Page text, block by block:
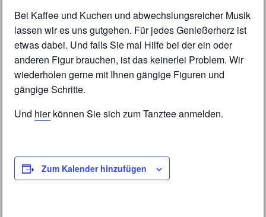
Bei Kaffee und Kuchen und abwechslungsreicher Musik
lassen wir es uns gutgehen. Für jedes Genießerherz ist
etwas dabei. Und falls Sie mal Hilfe bei der ein oder
anderen Figur brauchen, ist das keinerlei Problem. Wir
wiederholen gerne mit Ihnen gängige Figuren und
gängige Schritte.
Und hierkönnen Sie sich zum Tanztee anmelden.
Zum Kalender hinzufügen